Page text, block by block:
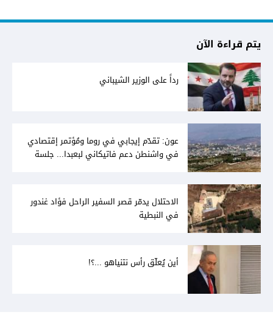
يتم قراءة الآن
رداً على الوزير الشيباني
عون: تقدّم إيجابي في روما ومُؤتمر إقتصادي
في واشنطن دعم فاتيكاني لبعبدا... جلسة
الاحتلال يدمّر قصر السفير الراحل فؤاد غندور
في النبطية
أين يُعلّق رأس نتنياهو ...؟!